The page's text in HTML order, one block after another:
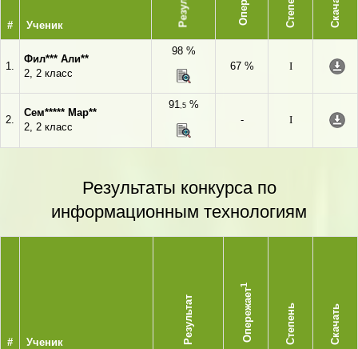
# Ученик
1.
Фил*** Али**
2, 2 класс
98 %
67 %
I
2.
Сем***** Мар**
2, 2 класс
91,5%
-
I
Результаты конкурса по
информационным технологиям
# Ученик Результат Опережает
1
Степень Скачать